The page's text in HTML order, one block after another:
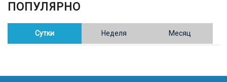
ОБЩЕСТВО
Полицейские пресекли незаконное выращивание
конопли в Таразе
Казахстан возглавил Договор о зоне, свободной от
ПОПУЛЯРНО
Сутки Неделя Месяц